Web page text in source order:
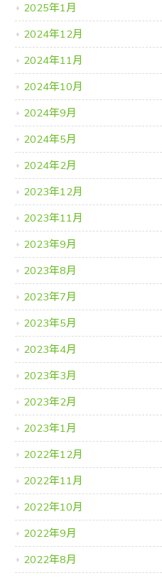
2025年1月
2024年12月
2024年11月
2024年10月
2024年9月
2024年5月
2024年2月
2023年12月
2023年11月
2023年9月
2023年8月
2023年7月
2023年5月
2023年4月
2023年3月
2023年2月
2023年1月
2022年12月
2022年11月
2022年10月
2022年9月
2022年8月